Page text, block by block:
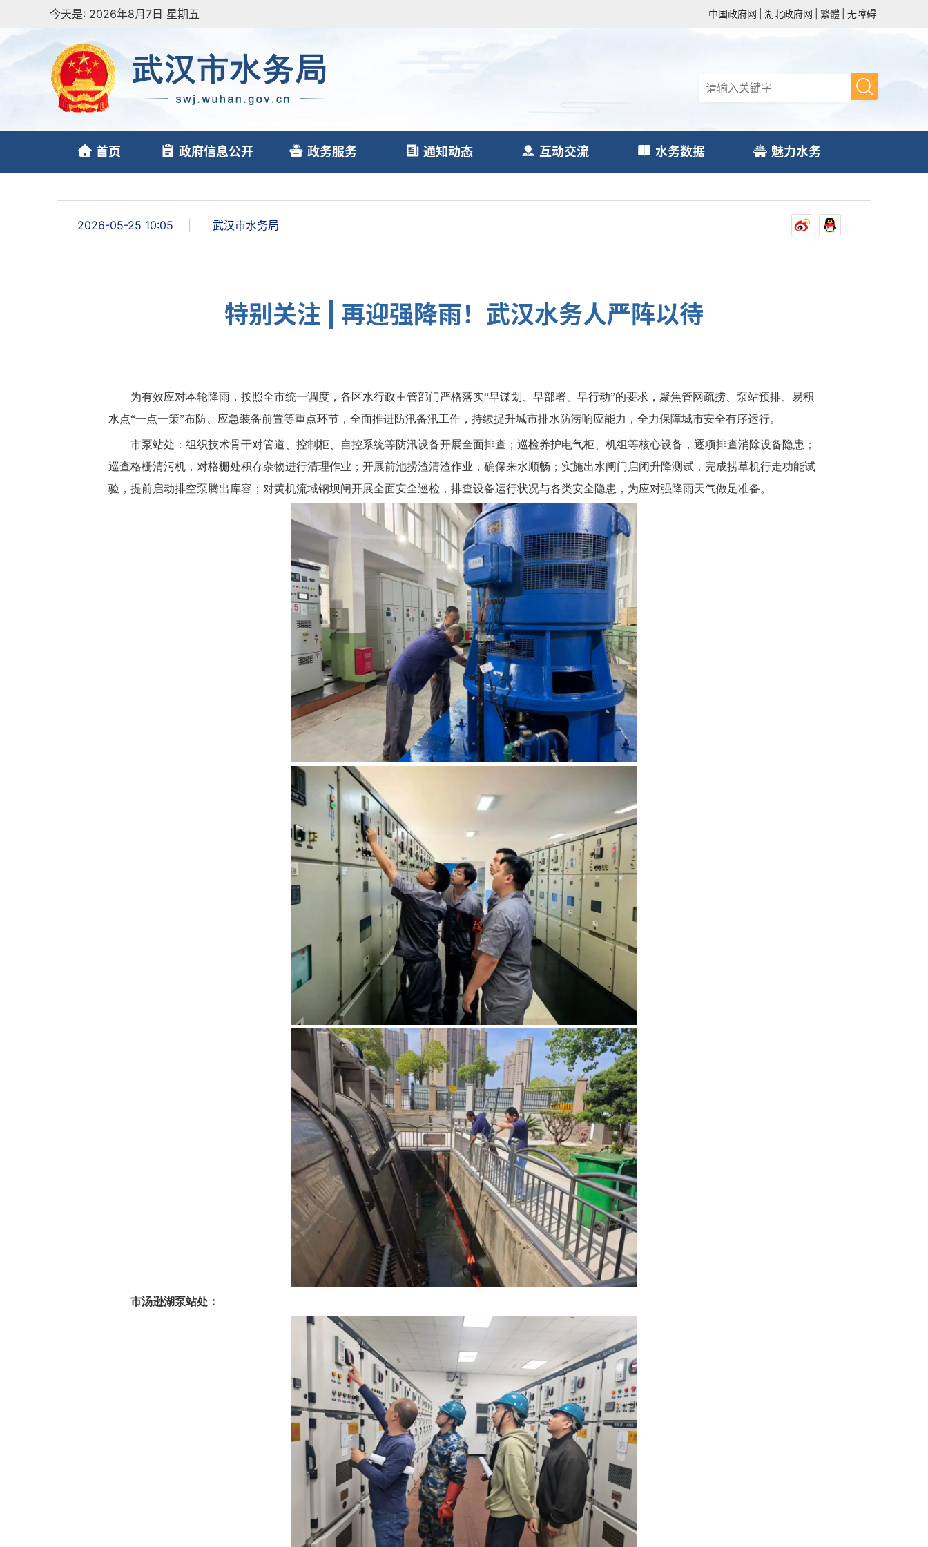
今天是: 2026年8月7日 星期五 中国政府网 湖北政府网 繁體 无障碍
首页 政府信息公开 政务服务 通知动态 互动交流 水务数据 魅力水务
2026-05-25 10:05 武汉市水务局
特别关注 | 再迎强降雨！武汉水务人严阵以待
为有效应对本轮降雨，按照全市统一调度，各区水行政主管部门严格落实“早谋划、早部署、早行动”的要求，聚焦管网疏捞、泵站预排、易积
水点“一点一策”布防、应急装备前置等重点环节，全面推进防汛备汛工作，持续提升城市排水防涝响应能力，全力保障城市安全有序运行。
市泵站处：组织技术骨干对管道、控制柜、自控系统等防汛设备开展全面排查；巡检养护电气柜、机组等核心设备，逐项排查消除设备隐患；
巡查格栅清污机，对格栅处积存杂物进行清理作业；开展前池捞渣清渣作业，确保来水顺畅；实施出水闸门启闭升降测试，完成捞草机行走功能试
验，提前启动排空泵腾出库容；对黄机流域钢坝闸开展全面安全巡检，排查设备运行状况与各类安全隐患，为应对强降雨天气做足准备。
市汤逊湖泵站处：